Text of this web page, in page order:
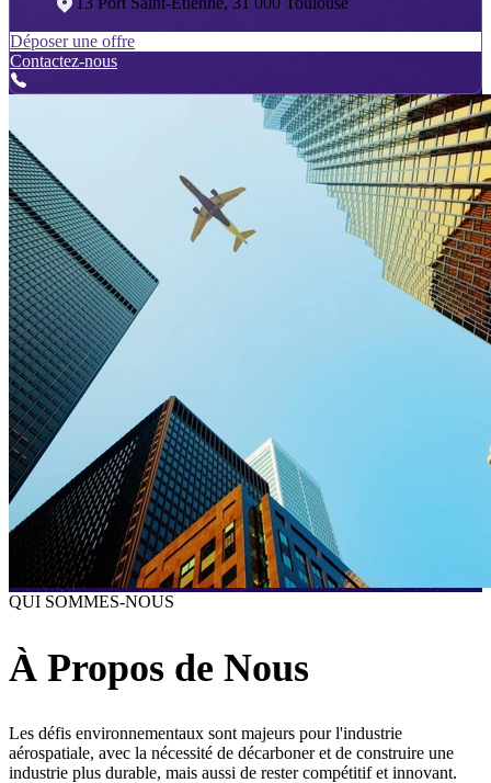
Déposer une offre
Contactez-nous
QUI SOMMES-NOUS
À Propos de Nous
Les défis environnementaux sont majeurs pour l'industrie
aérospatiale, avec la nécessité de décarboner et de construire une
industrie plus durable, mais aussi de rester compétitif et innovant.